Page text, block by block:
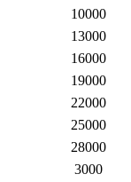
10000
13000
16000
19000
22000
25000
28000
3000